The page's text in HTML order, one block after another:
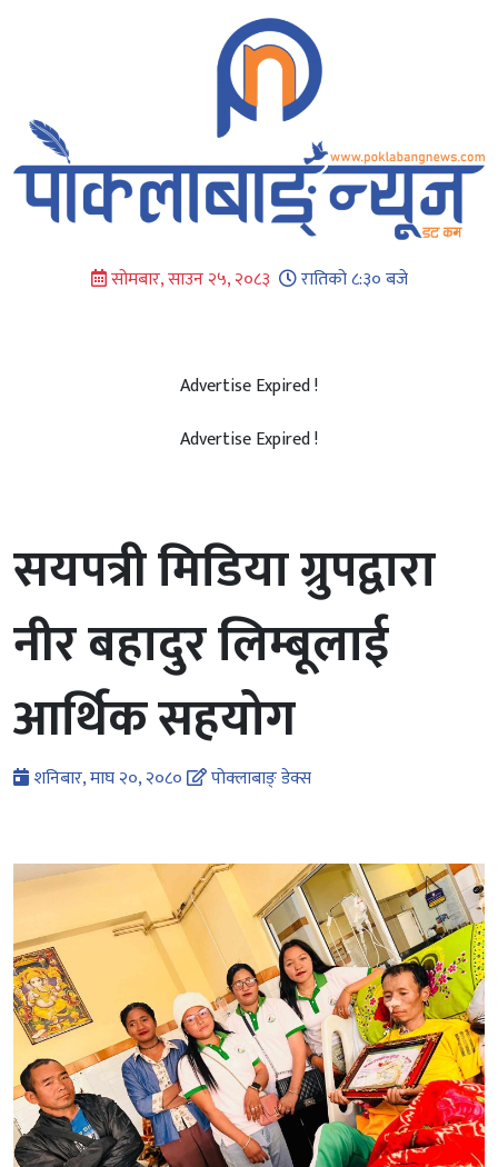
सोमबार, साउन २५, २०८३ रातिको ८:३० बजे
Advertise Expired !
Advertise Expired !
सयपत्री मिडिया ग्रुपद्वारा
नीर बहादुर लिम्बूलाई
आर्थिक सहयोग
शनिबार, माघ २०, २०८० पोक्लाबाङ् डेक्स